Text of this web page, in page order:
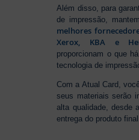
Além disso, para
de impressão,
melhores
Xerox, KBA e
proporcionam o que
tecnologia de
Com a Atual Card,
seus materiais serão
alta qualidade, desde
entrega do produto final.